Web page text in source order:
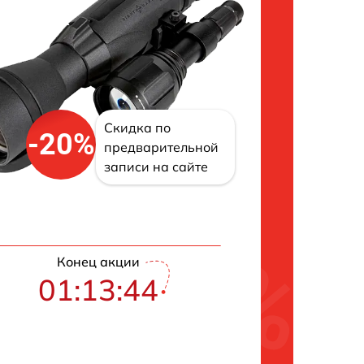
-20%
Скидка по
предварительной
записи на сайте
Конец акции
01:13:43